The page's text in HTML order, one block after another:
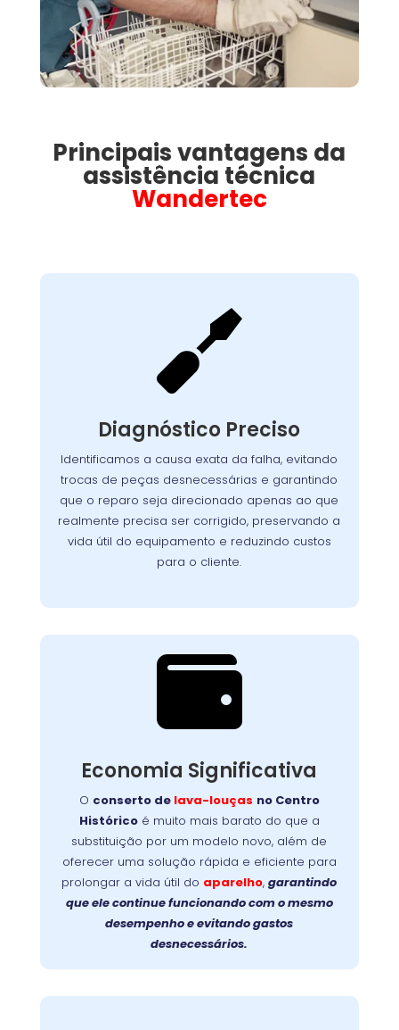
Principais vantagens da
assistência técnica
Wandertec

Diagnóstico Preciso
Identificamos a causa exata da falha, evitando
trocas de peças desnecessárias e garantindo
que o reparo seja direcionado apenas ao que
realmente precisa ser corrigido, preservando a
vida útil do equipamento e reduzindo custos
para o cliente.
Avaliação Técnica
Detalhada
Nosso processo detalhado garante que cada
com atenção. Utilizamos equipamentos de
a origem dos problemas.
Assim, evitamos
reparos desnecessários, preservamos a vida útil
do aparelho e asseguramos que o cliente
pague apenas pelo que realmente precisa ser
corrigido.

Economia Significativa
O conserto de lava-louças no Centro
Históricoé muito mais barato do que a
substituição por um modelo novo, além de
oferecer uma solução rápida e eficiente para
prolongar a vida útil do aparelho,garantindo
que ele continue funcionando com o mesmo
desempenho e evitando gastos
desnecessários.
Custo-Benefício
Garantido
Recuperar o desempenho do seu
equipamento é simples e rápido. O
conserto
de
lava-louças
no Centro Histórico
garante
mais durabilidade, evita trocas caras e devolve
a eficiência original ao seu aparelho.
Faça a
escolha inteligente:
prolongue a vida útil da
sua lava-louças com um reparo profissional e
de qualidade!